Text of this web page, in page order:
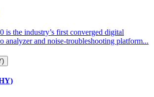
is the industry’s first converged digital
analyzer and noise-troubleshooting platform...